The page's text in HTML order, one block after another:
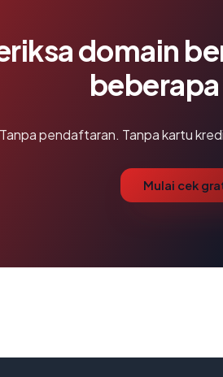
domain
Tanpa pendaftaran. Tanpa kartu
Mulai cek